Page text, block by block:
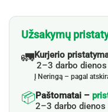
Užsakymų
🚛Kurjerio
2–3 darbo dienos
Į Neringą – pagal
📦Paštomatai –
2–3 darbo dienos